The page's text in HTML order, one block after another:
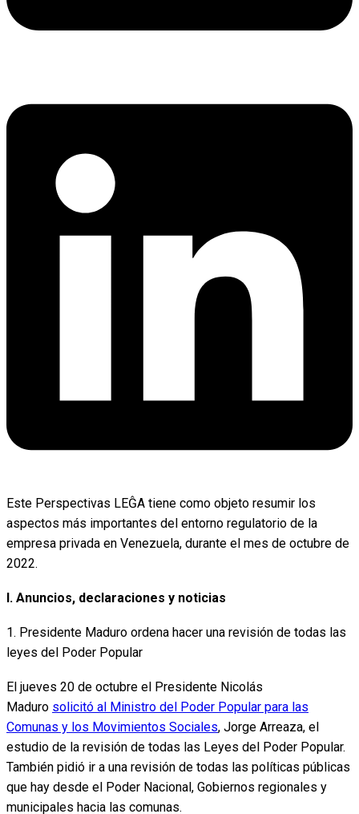
Este Perspectivas LEĜA tiene como objeto resumir los
aspectos más importantes del entorno regulatorio de la
empresa privada en Venezuela, durante el mes de octubre de
2022.
I. Anuncios, declaraciones y noticias
1. Presidente Maduro ordena hacer una revisión de todas las
leyes del Poder Popular
El jueves 20 de octubre el Presidente Nicolás
Maduro solicitó al Ministro del Poder Popular para las
Comunas y los Movimientos Sociales, Jorge Arreaza, el
estudio de la revisión de todas las Leyes del Poder Popular.
También pidió ir a una revisión de todas las políticas públicas
que hay desde el Poder Nacional, Gobiernos regionales y
municipales hacia las comunas.